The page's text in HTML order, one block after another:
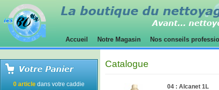
Accueil Notre Magasin Nos conseils
0 article dans votre caddie
Catalogue
04 : Alcanet 1L